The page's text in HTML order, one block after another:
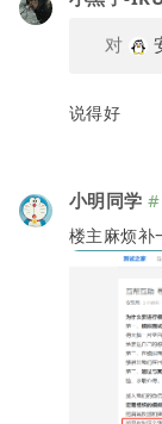
对
说得好
小明同学
楼主麻烦补